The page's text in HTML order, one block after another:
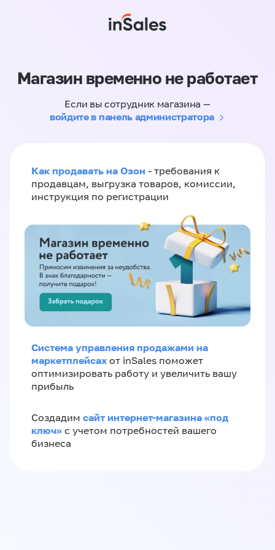
Магазин временно не работает
Если вы сотрудник магазина —
войдите в панель администратора
Как продавать на Озон - требования к
продавцам, выгрузка товаров, комиссии,
инструкция по регистрации
Система управления продажами на
маркетплейсах от inSales поможет
оптимизировать работу и увеличить вашу
прибыль
Создадим сайт интернет-магазина «под
ключ» с учетом потребностей вашего
бизнеса